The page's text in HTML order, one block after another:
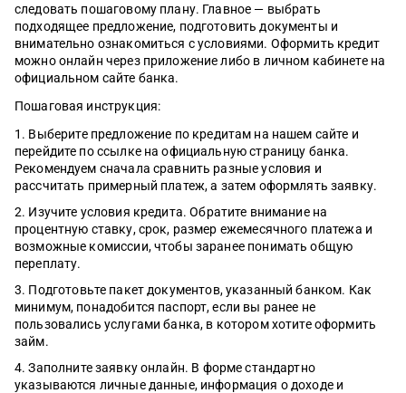
следовать пошаговому плану. Главное — выбрать
подходящее предложение, подготовить документы и
внимательно ознакомиться с условиями. Оформить кредит
можно онлайн через приложение либо в личном кабинете на
официальном сайте банка.
Пошаговая инструкция:
Выберите предложение по кредитам на нашем сайте и
перейдите по ссылке на официальную страницу банка.
Рекомендуем сначала сравнить разные условия и
рассчитать примерный платеж, а затем оформлять заявку.
Изучите условия кредита. Обратите внимание на
процентную ставку, срок, размер ежемесячного платежа и
возможные комиссии, чтобы заранее понимать общую
переплату.
Подготовьте пакет документов, указанный банком. Как
минимум, понадобится паспорт, если вы ранее не
пользовались услугами банка, в котором хотите оформить
займ.
Заполните заявку онлайн. В форме стандартно
указываются личные данные, информация о доходе и